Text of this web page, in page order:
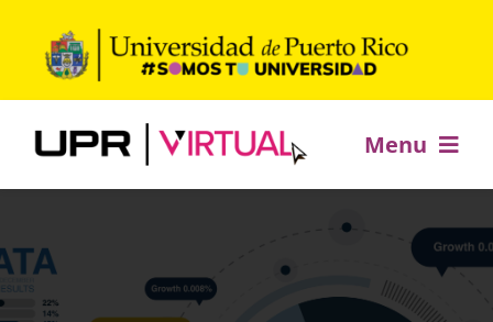
contenido
Menu
Ofrecimientos académicos